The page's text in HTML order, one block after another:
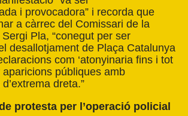
i provocadora” i recorda que
a càrrec del Comissari de la
Pla, “conegut per ser
desallotjament de Plaça Catalunya
com ‘atonyinaria fins i tot
aparicions públiques amb
dreta.”
protesta per l’operació policial